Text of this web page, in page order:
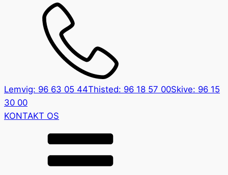
Lemvig: 96 63 05 44Thisted: 96 18 57 00Skive: 96 15
30 00
KONTAKT OS